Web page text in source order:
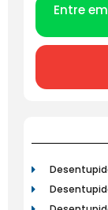
Entre